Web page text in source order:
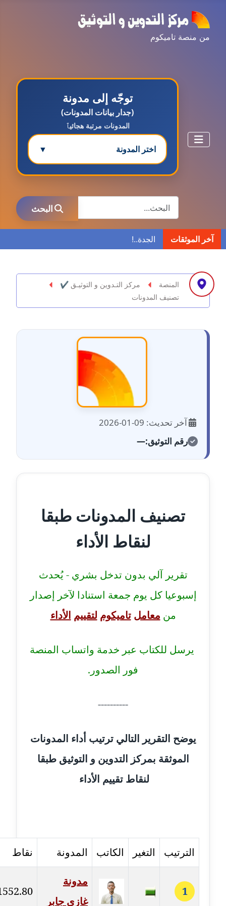
من منصة تاميكوم
توجّه إلى مدونة
(جدار بيانات المدونات)
المدونات مرتبة هجائيٱ
اختر المدونة ▼
مدونة ابراهيم البراعم
عاملة
مدونة احمد ابراهيم
مدونة أحمد أبو الدهب
مدونة احمد البحيري
مدونة أحمد الجمال
عاملة
مدونة أحمد سيد
عاملة
مدونة احمد شقليط
عاملة
عاملة
مدونة احمد كريدي
مدونة اريج الشرفا
عاملة
عاملة
مدونة اسماء خوجة
مدونة أسماء كاشف
البحث
البحث
آخر الموثقات
المنصة
مركز التـدوين و التوثيـق ✔
تصنيف المدونات
آخر تحديث: 09-01-2026
رقم التوثيق:—
تصنيف المدونات طبقا
لنقاط الأداء
تقرير آلي بدون تدخل بشري - يُحدث
إسبوعيا كل يوم جمعة استنادا لآخر إصدار
من معامل تاميكوم لتقييم الأداء
يرسل للكتاب عبر خدمة واتساب المنصة
فور الصدور.
----------
يوضح التقرير التالي ترتيب أداء المدونات
الموثقة بمركز التدوين و التوثيق طبقا
لنقاط تقييم الأداء
الترتيب التغير الكاتب المدونة نقاط
1
مدونة
غازي جابر